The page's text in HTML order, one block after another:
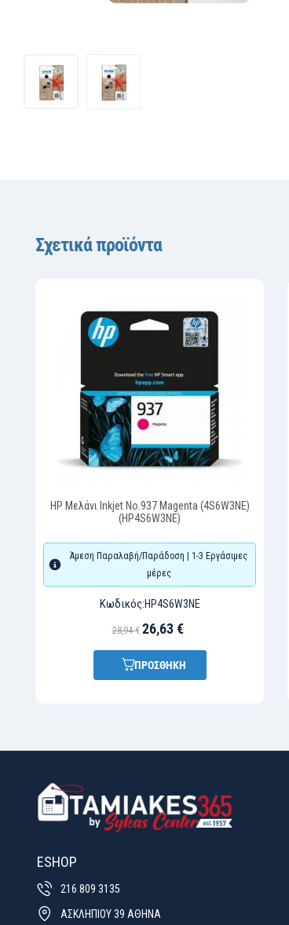
Σχετικά προϊόντα
HP Μελάνι Inkjet No.937 Magenta (4S6W3NE)
(HP4S6W3NE)
Άμεση Παραλαβή/Παράδοση | 1-3 Εργάσιμες
μέρες
Κωδικός:HP4S6W3NE
28,94 € 26,63 €
ΠΡΟΣΘΗΚΗ
ESHOP
216 809 3135
ΑΣΚΛΗΠΙΟΥ 39 ΑΘΗΝΑ